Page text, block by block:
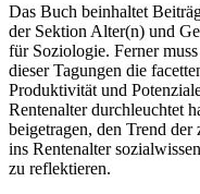
Das Buch beinhaltet
der Sektion Alter(n) und
für Soziologie. Ferner
dieser Tagungen die
Produktivität und
Rentenalter durchleuchtet
beigetragen, den Trend
ins Rentenalter
zu reflektieren.